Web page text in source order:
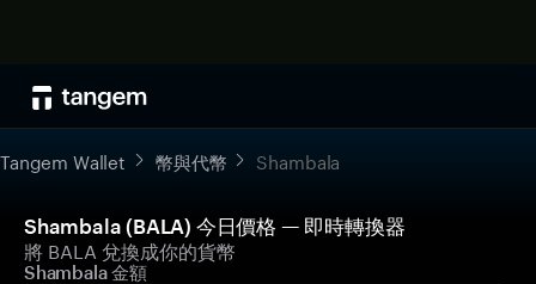
Tangem Wallet 幣與代幣 Shambala
Shambala (BALA) 今日價格 — 即時轉換器
將 BALA 兌換成你的貨幣
Shambala 金額